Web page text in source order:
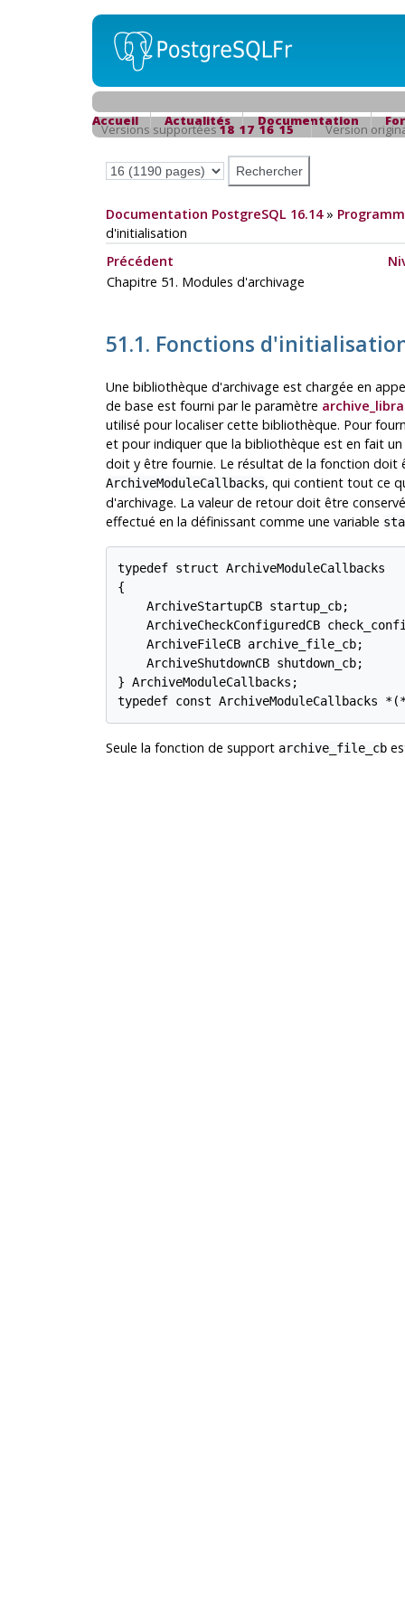
Accueil Actualités Documentation
Versions supportées18 17 16 15 Version
Documentation PostgreSQL 16.14»
d'initialisation
Précédent
Chapitre 51. Modules d'archivage
51.1. Fonctions
Une bibliothèque d'archivage est chargée en
de base est fourni par le paramètre
utilisé pour localiser cette bibliothèque. Pour
et pour indiquer que la bibliothèque est en fait
doit y être fournie. Le résultat de la fonction doit
ArchiveModuleCallbacks, qui contient tout ce
d'archivage. La valeur de retour doit être
effectué en la définissant comme une variable
typedef struct ArchiveModuleCallbacks
{
    ArchiveStartupCB startup_cb;
ArchiveCheckConfiguredCB
    ArchiveFileCB archive_file_cb;
    ArchiveShutdownCB shutdown_cb;
} ArchiveModuleCallbacks;
Seule la fonction de support archive_file_cb